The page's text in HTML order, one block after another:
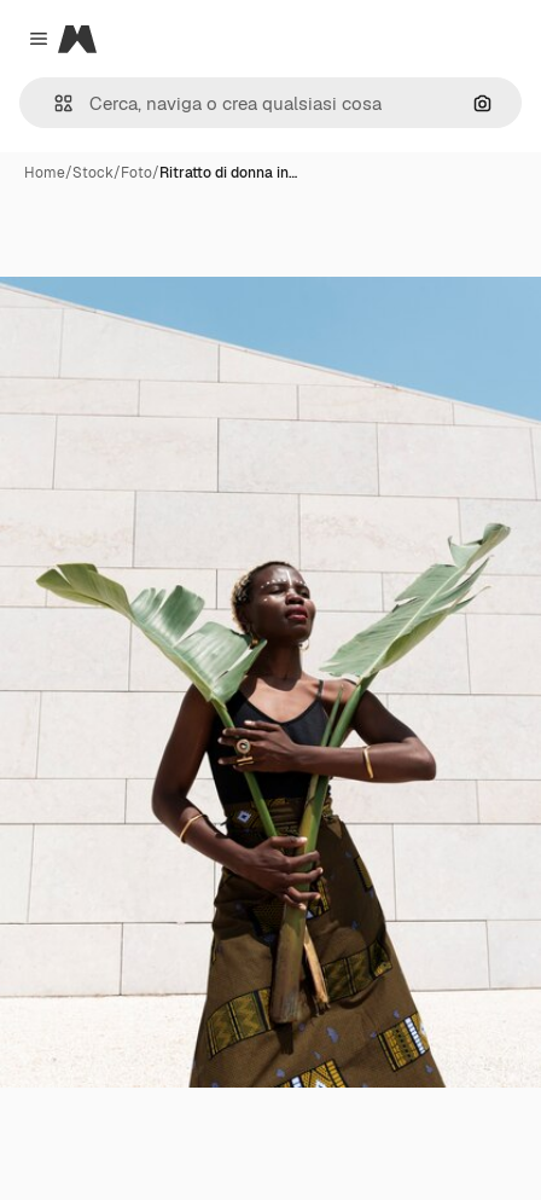
Close menu
Magnific
Cerca
Home/Stock/Foto/Ritratto di donna in…